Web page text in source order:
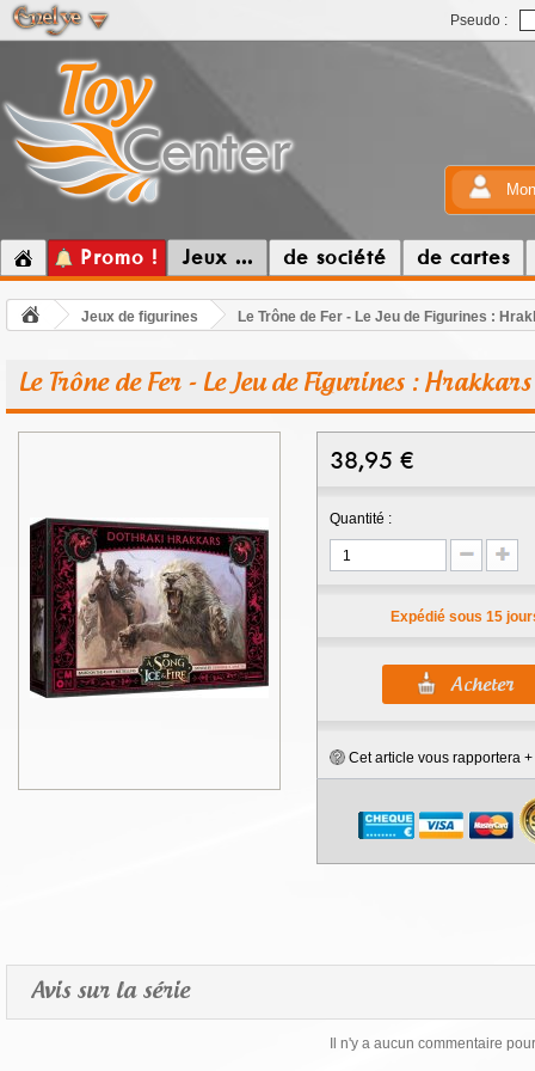
Pseudo :
Promo ! Jeux ... de société de cartes
Jeux de figurines Le Trône de Fer - Le Jeu de Figurines :
Le Trône de Fer - Le Jeu de Figurines :
38,95 €
Quantité :
Expédié sous 15
Cet article vous rapportera +
Avis sur la série
Il n'y a aucun commentaire